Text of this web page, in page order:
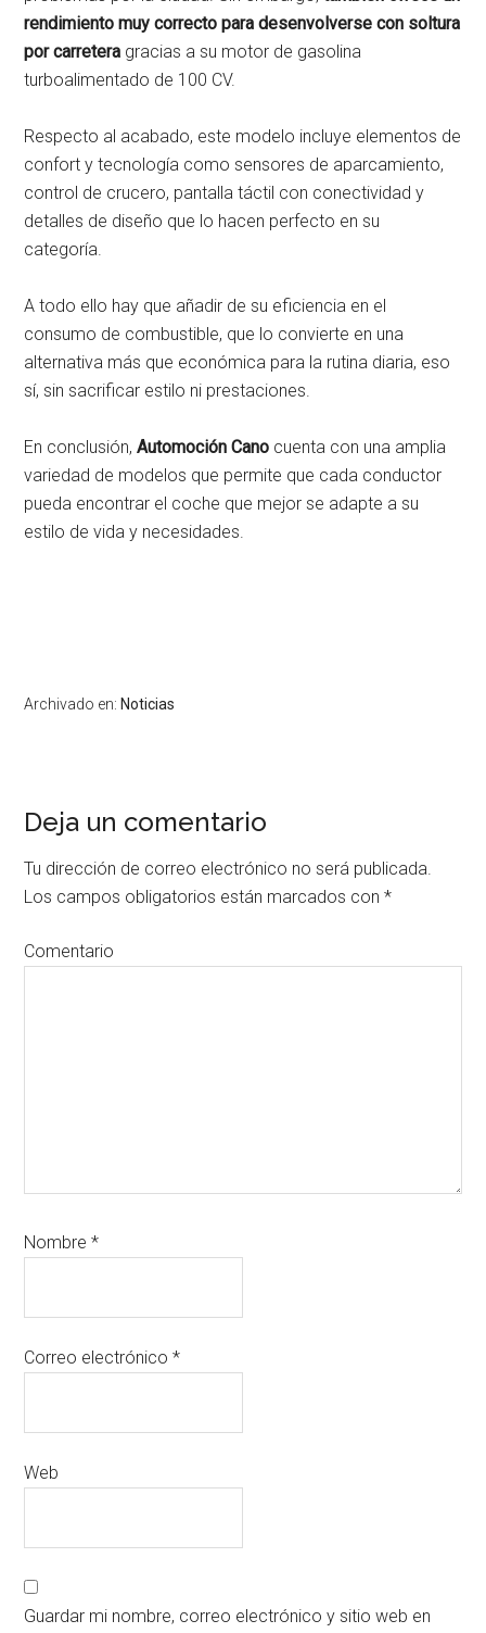
rendimiento muy correcto para desenvolverse con soltura
por carretera gracias a su motor de gasolina
turboalimentado de 100 CV.
Respecto al acabado, este modelo incluye elementos de
confort y tecnología como sensores de aparcamiento,
control de crucero, pantalla táctil con conectividad y
detalles de diseño que lo hacen perfecto en su
categoría.
A todo ello hay que añadir de su eficiencia en el
consumo de combustible, que lo convierte en una
alternativa más que económica para la rutina diaria, eso
sí, sin sacrificar estilo ni prestaciones.
En conclusión,Automoción Cano cuenta con una amplia
variedad de modelos que permite que cada conductor
pueda encontrar el coche que mejor se adapte a su
estilo de vida y necesidades.
Archivado en: Noticias
Interacciones
con
los
lectores
Deja un comentario
Tu dirección de correo electrónico no será publicada.
Los campos obligatorios están marcados con*
Comentario
Nombre*
Correo electrónico*
Web
Guardar mi nombre, correo electrónico y sitio web en